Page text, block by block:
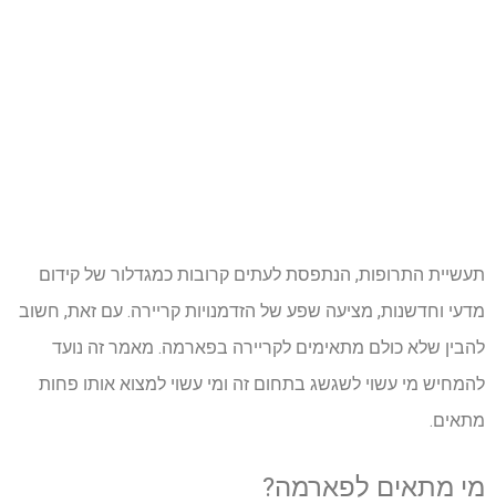
תעשיית התרופות, הנתפסת לעתים קרובות כמגדלור של קידום
מדעי וחדשנות, מציעה שפע של הזדמנויות קריירה. עם זאת, חשוב
להבין שלא כולם מתאימים לקריירה בפארמה. מאמר זה נועד
להמחיש מי עשוי לשגשג בתחום זה ומי עשוי למצוא אותו פחות
מתאים.
מי מתאים לפארמה?